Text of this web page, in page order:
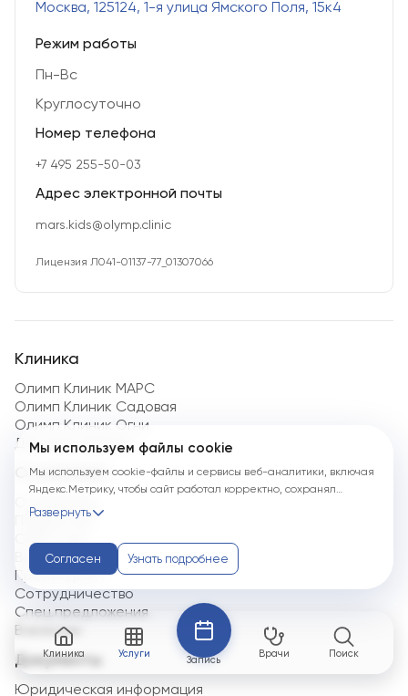
Клиника Услуги
Запись
Врачи Поиск
Москва, 125124, 1-я улица Ямского Поля, 15к4
Режим работы
Пн-Вс
Круглосуточно
Номер телефона
+7 495 255-50-03
Адрес электронной почты
mars.kids@olymp.clinic
Лицензия Л041-01137-77_01307066
Клиника
Олимп Клиник МАРС
Олимп Клиник Садовая
Олимп Клиник Огни
Детская клиника
О компании
Пациентам
СМИ о нас
Врачам
Прейскурант
Сотрудничество
Спец.предложения
Вакансии
Документы
Юридическая информация
Мы используем файлы cookie
Мы используем cookie-файлы и сервисы веб-аналитики, включая
Яндекс.Метрику, чтобы сайт работал корректно, сохранял
пользовательские настройки, защищал формы от технических
посещаемость и улуч...
Развернуть
Согласен Узнать подробнее